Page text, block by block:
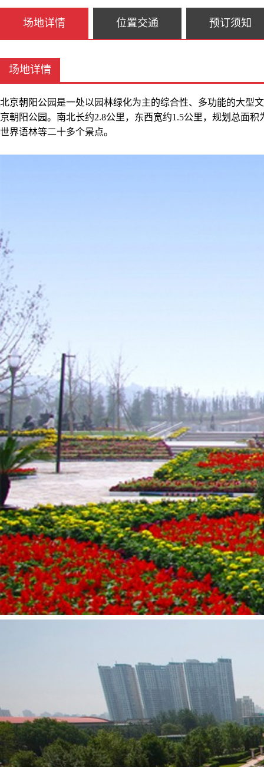
场地详情 位置交通 预订须知
场地详情
北京朝阳公园是一处以园林绿化为主的综合性、多功能的大型
京朝阳公园。南北长约2.8公里，东西宽约1.5公里，规划总面
世界语林等二十多个景点。